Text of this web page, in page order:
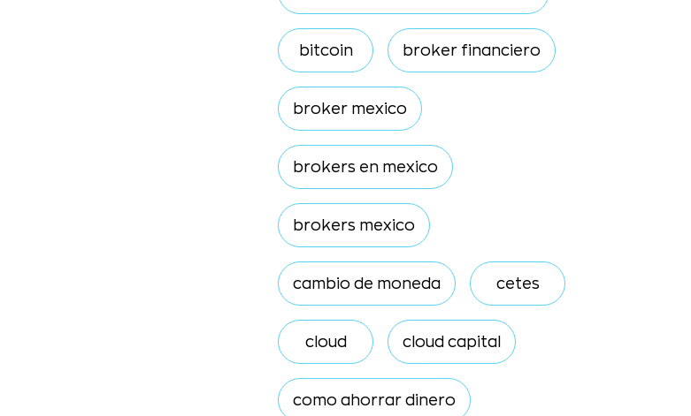
bitcoin broker financiero
broker mexico
brokers en mexico
brokers mexico
cambio de moneda cetes
cloud cloud capital
como ahorrar dinero